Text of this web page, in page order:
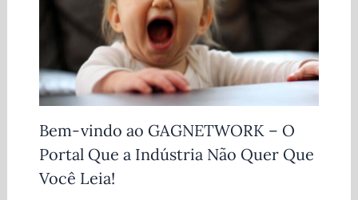
Bem-vindo ao GAGNETWORK – O
Portal Que a Indústria Não Quer Que
Você Leia!